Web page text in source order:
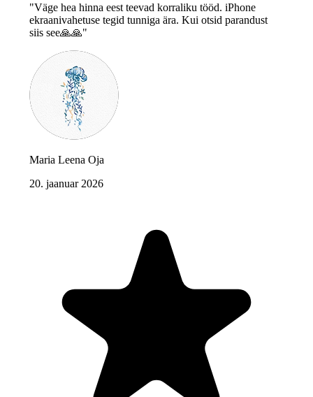
"Väge hea hinna eest teevad korraliku tööd. iPhone
ekraanivahetuse tegid tunniga ära. Kui otsid parandust
siis see🙏🙏"
Maria Leena Oja
20. jaanuar 2026